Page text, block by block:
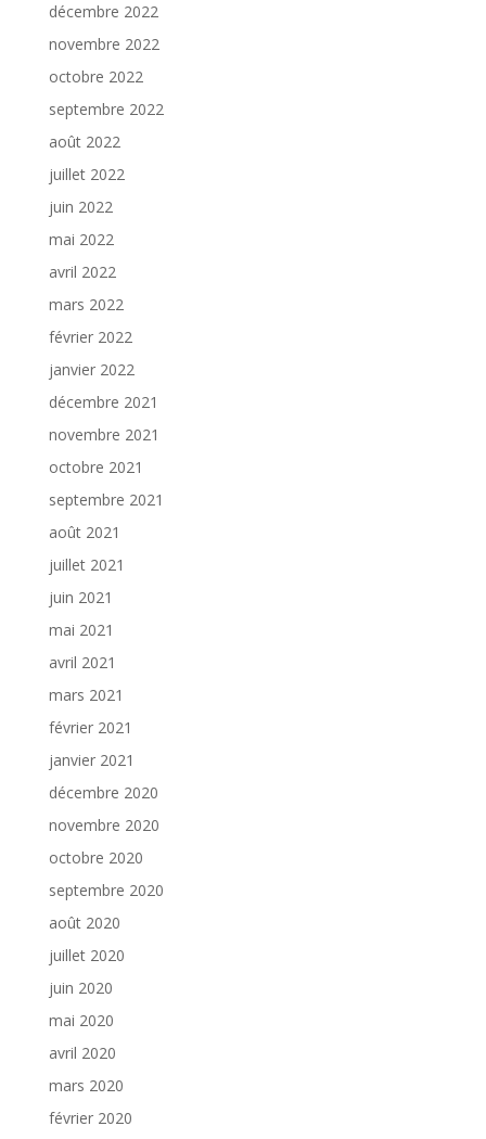
décembre 2022
novembre 2022
octobre 2022
septembre 2022
août 2022
juillet 2022
juin 2022
mai 2022
avril 2022
mars 2022
février 2022
janvier 2022
décembre 2021
novembre 2021
octobre 2021
septembre 2021
août 2021
juillet 2021
juin 2021
mai 2021
avril 2021
mars 2021
février 2021
janvier 2021
décembre 2020
novembre 2020
octobre 2020
septembre 2020
août 2020
juillet 2020
juin 2020
mai 2020
avril 2020
mars 2020
février 2020